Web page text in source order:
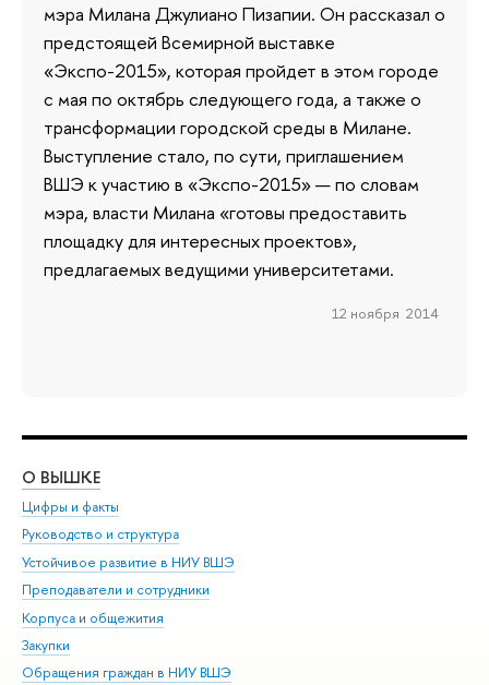
мэра Милана Джулиано Пизапии. Он рассказал о
предстоящей Всемирной выставке
«Экспо-2015», которая пройдет в этом городе
с мая по октябрь следующего года, а также о
трансформации городской среды в Милане.
Выступление стало, по сути, приглашением
ВШЭ к участию в «Экспо-2015» — по словам
мэра, власти Милана «готовы предоставить
площадку для интересных проектов»,
предлагаемых ведущими университетами.
12 ноября 2014
О ВЫШКЕ
Цифры и факты
Руководство и структура
Устойчивое развитие в НИУ ВШЭ
Преподаватели и сотрудники
Корпуса и общежития
Закупки
Обращения граждан в НИУ ВШЭ